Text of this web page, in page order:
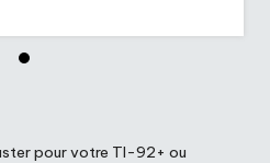
pour votre TI-92+ ou